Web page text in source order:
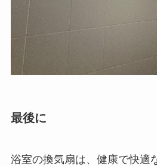
最後に
浴室の換気扇は、健康で快適